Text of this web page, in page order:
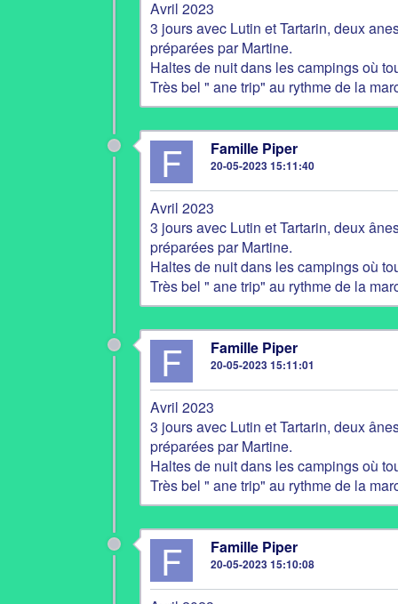
Avril 2023
3 jours avec Lutin et Tartarin, deux
préparées par Martine.
Haltes de nuit dans les campings où
Très bel " ane trip" au rythme de la
F Famille Piper
20-05-2023 15:11:40
Avril 2023
3 jours avec Lutin et Tartarin, deux
préparées par Martine.
Haltes de nuit dans les campings où
Très bel " ane trip" au rythme de la
F Famille Piper
20-05-2023 15:11:01
Avril 2023
3 jours avec Lutin et Tartarin, deux
préparées par Martine.
Haltes de nuit dans les campings où
Très bel " ane trip" au rythme de la
F Famille Piper
20-05-2023 15:10:08